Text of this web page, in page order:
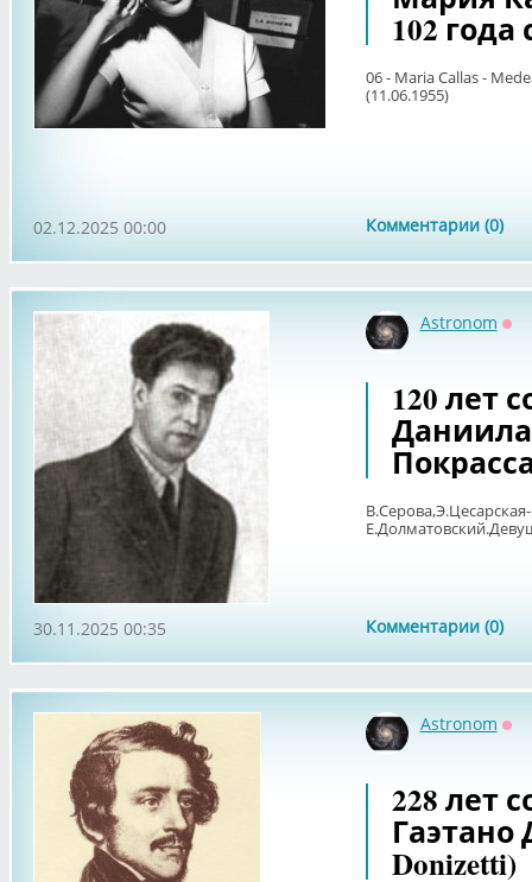
102
06 - Maria Callas -
(11.06.1955)
Комментарии (0)
02.12.2025 00:00
Astronom
120 лет
Комментарии (0)
30.11.2025 00:35
Astronom
228 лет
Гаэтано
Donizetti)